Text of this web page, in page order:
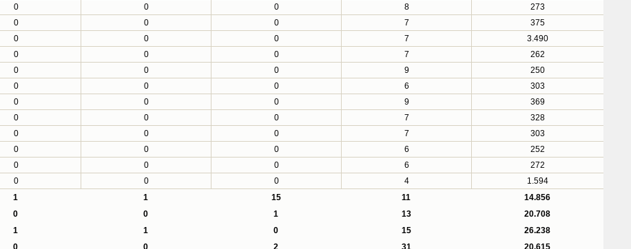
0 0 0 8
273
0 0 0 7
375
0 0 0 7
3.490
0 0 0 7
262
0 0 0 9
250
0 0 0 6
303
0 0 0 9
369
0 0 0 7
328
0 0 0 7
303
0 0 0 6
252
0 0 0 6
272
0 0 0 4
1.594
1 1 15 11
14.856
0 0 1 13
20.708
1 1 0 15
26.238
0 0 2 31 20.615